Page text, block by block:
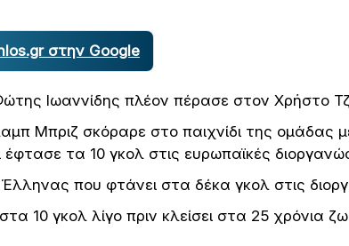
στην Google
Ιωαννίδης πλέον πέρασε στον Χρήστο
Μπριζ σκόραρε στο παιχνίδι της ομάδας
τα 10 γκολ στις ευρωπαϊκές
που φτάνει στα δέκα γκολ στις
10 γκολ λίγο πριν κλείσει στα 25 χρόνια